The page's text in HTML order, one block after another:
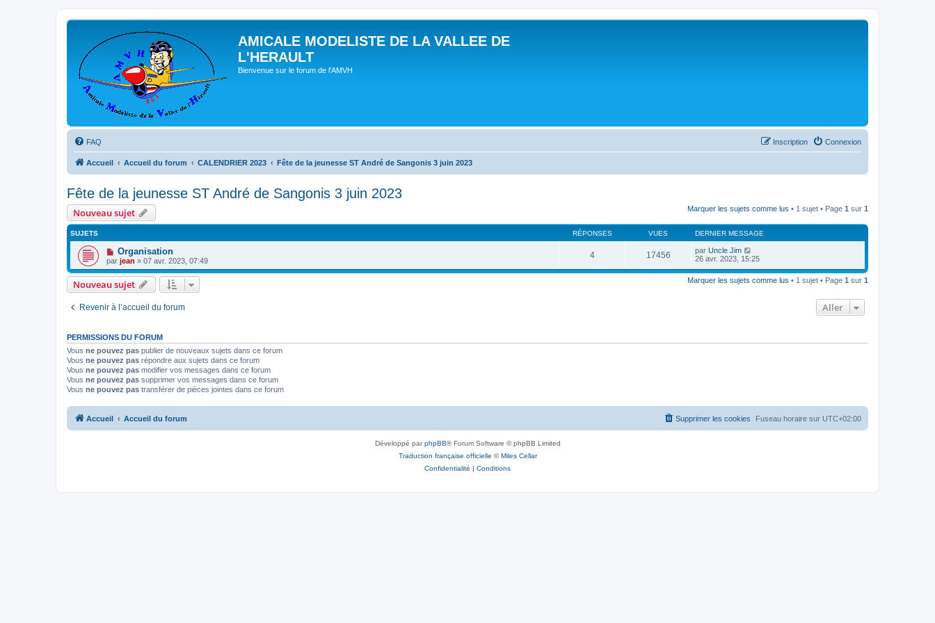
AMICALE MODELISTE DE LA VALLEE DE
L'HERAULT
Bienvenue sur le forum de l'AMVH
FAQ Connexion
Inscription
Accueil Accueil du forum CALENDRIER 2023 Fête de la jeunesse ST André de Sangonis 3 juin 2023
Fête de la jeunesse ST André de Sangonis 3 juin 2023
Nouveau sujet Marquer les sujets comme lus • 1 sujet • Page 1 sur 1
SUJETS RÉPONSES VUES DERNIER MESSAGE
Organisation
par jean » 07 avr. 2023, 07:49
4 17456 par Uncle Jim
26 avr. 2023, 15:25
Nouveau sujet Marquer les sujets comme lus • 1 sujet • Page 1 sur 1
Revenir à l’accueil du forum Aller
PERMISSIONS DU FORUM
Vous ne pouvez pas publier de nouveaux sujets dans ce forum
Vous ne pouvez pas répondre aux sujets dans ce forum
Vous ne pouvez pas modifier vos messages dans ce forum
Vous ne pouvez pas supprimer vos messages dans ce forum
Vous ne pouvez pas transférer de pièces jointes dans ce forum
Accueil Accueil du forum Fuseau horaire sur UTC+02:00
Supprimer les cookies
Développé parphpBB® Forum Software © phpBB Limited
Traduction française officielle ©Miles Cellar
Confidentialité | Conditions